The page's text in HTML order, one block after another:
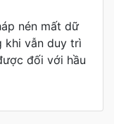
nén mất dữ
khi vẫn duy trì
đối với hầu